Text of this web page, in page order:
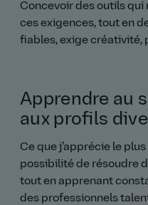
Concevoir des outils qui
ces exigences, tout en
fiables, exige créativité,
Apprendre au
aux profils
Ce que j’apprécie le
possibilité de résoudre
tout en apprenant
des professionnels